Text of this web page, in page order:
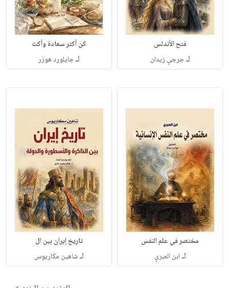
فتح الأندلس
لـجرجي زيدان
كن أكثر سعادة وأكث
لـجايلورد هوزر
مختصر في علم النفس
لـ ابن العبري
تاريخ إيران بين ال
لـشاهين مكاريوس